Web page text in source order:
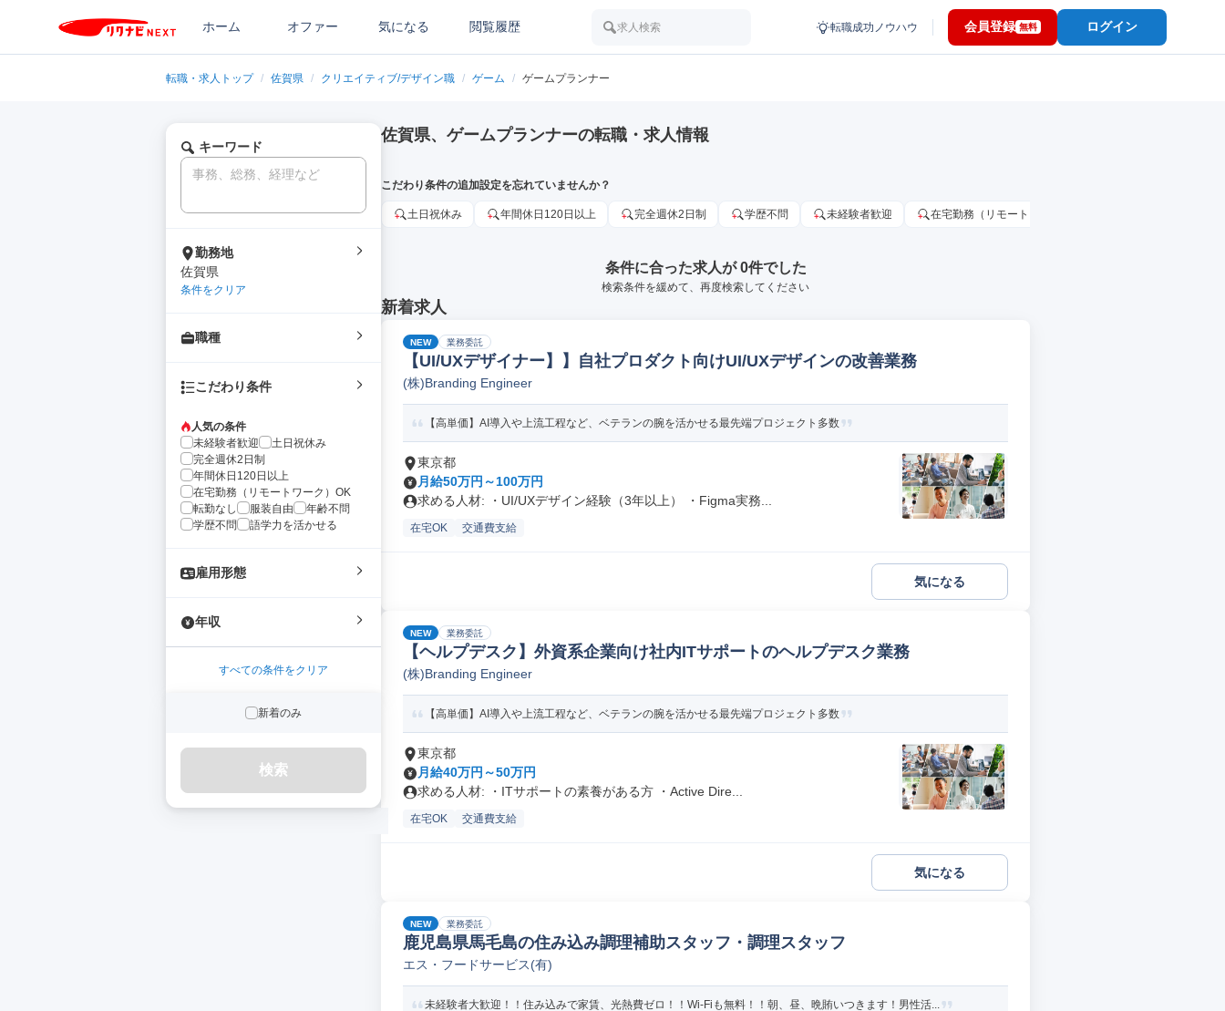
ホーム オファー 気になる 閲覧履歴 求人検索 転職成功ノウハウ 会員登録 無料 ログイン
転職・求人トップ / 佐賀県 / クリエイティブ/デザイン職 / ゲーム / ゲームプランナー
キーワード
勤務地
佐賀県
条件をクリア
職種
こだわり条件
人気の条件
未経験者歓迎
土日祝休み
完全週休2日制
年間休日120日以上
在宅勤務（リモートワーク）OK
転勤なし
服装自由
年齢不問
学歴不問
語学力を活かせる
雇用形態
年収
すべての条件をクリア
新着のみ
検索
佐賀県、ゲームプランナーの転職・求人情報
こだわり条件の追加設定を忘れていませんか？
土日祝休み 年間休日120日以上 完全週休2日制 学歴不問 未経験者歓迎 在宅勤務（リモートワーク）OK
条件に合った求人が 0件でした
検索条件を緩めて、再度検索してください
新着求人
NEW 業務委託
【UI/UXデザイナー】】自社プロダクト向けUI/UXデザインの改善業務
(株)Branding Engineer
【高単価】AI導入や上流工程など、ベテランの腕を活かせる最先端プロジェクト多数
東京都
月給50万円～100万円
求める人材: ・UI/UXデザイン経験（3年以上） ・Figma実務...
在宅OK 交通費支給
気になる
NEW 業務委託
【ヘルプデスク】外資系企業向け社内ITサポートのヘルプデスク業務
(株)Branding Engineer
【高単価】AI導入や上流工程など、ベテランの腕を活かせる最先端プロジェクト多数
東京都
月給40万円～50万円
求める人材: ・ITサポートの素養がある方 ・Active Dire...
在宅OK 交通費支給
気になる
NEW 業務委託
鹿児島県馬毛島の住み込み調理補助スタッフ・調理スタッフ
エス・フードサービス(有)
未経験者大歓迎！！住み込みで家賃、光熱費ゼロ！！Wi-Fiも無料！！朝、昼、晩賄いつきます！男性活...